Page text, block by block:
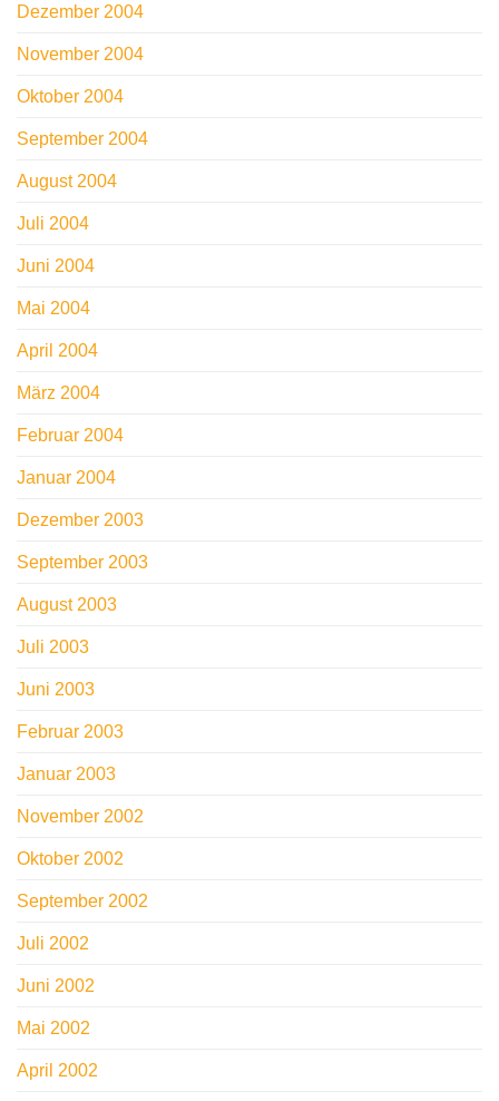
Dezember 2004
November 2004
Oktober 2004
September 2004
August 2004
Juli 2004
Juni 2004
Mai 2004
April 2004
März 2004
Februar 2004
Januar 2004
Dezember 2003
September 2003
August 2003
Juli 2003
Juni 2003
Februar 2003
Januar 2003
November 2002
Oktober 2002
September 2002
Juli 2002
Juni 2002
Mai 2002
April 2002